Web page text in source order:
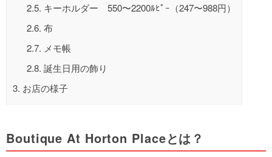
2.5. キーホルダー 550〜2200ﾙﾋﾟｰ（247〜988円）
2.6. 布
2.7. メモ帳
2.8. 誕生日用の飾り
3. お店の様子
Boutique At Horton Placeとは？